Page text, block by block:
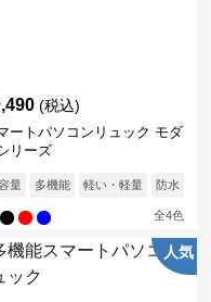
(税込)
ートパソコンリュック モダ
リーズ
量 多機能 軽い・軽量 防水
全4色
人気